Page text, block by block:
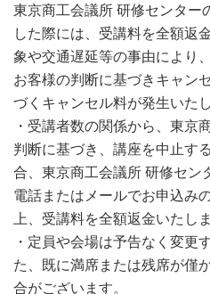
東京商工会議所 研修センター
した際には、受講料を全額返
象や交通遅延等の事由により、
お客様の判断に基づきキャン
づくキャンセル料が発生いたし
・受講者数の関係から、東京
判断に基づき、講座を中止す
合、東京商工会議所 研修セン
電話またはメールでお申込み
上、受講料を全額返金いたしま
・定員や会場は予告なく変更
た、既に満席または残席が僅
合がございます。